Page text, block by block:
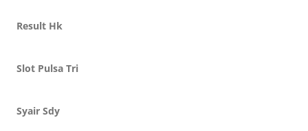
Result Hk
Slot Pulsa Tri
Syair Sdy